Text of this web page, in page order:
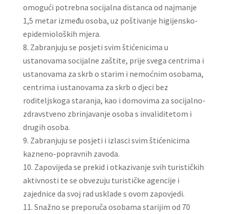
omogući potrebna socijalna distanca od najmanje
1,5 metar između osoba, uz poštivanje higijensko-
epidemioloških mjera.
Zabranjuju se posjeti svim štićenicima u
ustanovama socijalne zaštite, prije svega centrima i
ustanovama za skrb o starim i nemoćnim osobama,
centrima i ustanovama za skrb o djeci bez
roditeljskoga staranja, kao i domovima za socijalno-
zdravstveno zbrinjavanje osoba s invaliditetom i
drugih osoba.
Zabranjuju se posjeti i izlasci svim štićenicima
kazneno-popravnih zavoda.
Zapovijeda se prekid i otkazivanje svih turističkih
aktivnosti te se obvezuju turističke agencije i
zajednice da svoj rad usklade s ovom zapovjedi.
Snažno se preporuča osobama starijim od 70